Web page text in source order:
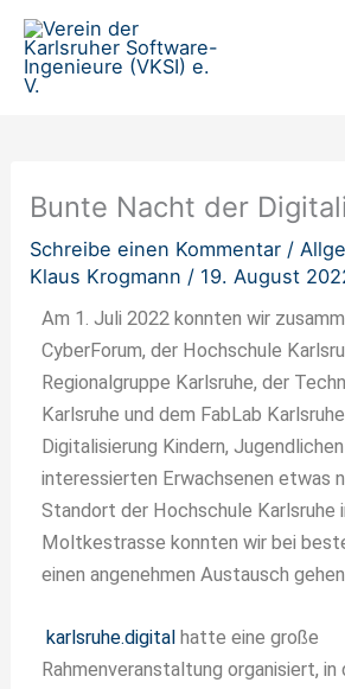
Zum
Inhalt
springen
Bunte Nacht der
Schreibe einen Kommentar /
Klaus Krogmann / 19. August
Am 1. Juli 2022 konnten wir
CyberForum, der Hochschule
Regionalgruppe Karlsruhe, der
Karlsruhe und dem FabLab
Digitalisierung Kindern,
interessierten Erwachsenen etwas
Standort der Hochschule Karlsruhe
Moltkestrasse konnten wir bei
einen angenehmen Austausch
karlsruhe.digital hatte eine große
Rahmenveranstaltung organisiert, in